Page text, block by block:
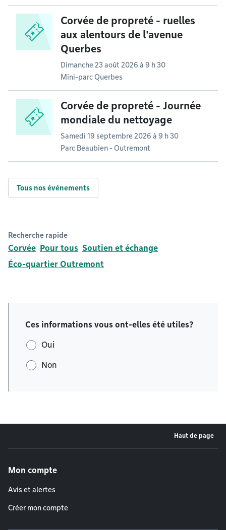
Corvée de propreté - ruelles
aux alentours de l'avenue
Querbes
Dimanche 23 août 2026 à 9 h 30
Mini-parc Querbes
Corvée de propreté - Journée
mondiale du nettoyage
Samedi 19 septembre 2026 à 9 h 30
Parc Beaubien - Outremont
Tous nos événements
Recherche rapide
Corvée Pour tous Soutien et échange
Éco-quartier Outremont
Ces informations vous ont-elles été utiles?
Oui
Non
Haut de page
Mon compte
Avis et alertes
Créer mon compte